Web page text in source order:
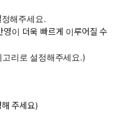
해주세요.
이 더욱 빠르게 이루어질 수
리로 설정해주세요.)
주세요)